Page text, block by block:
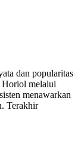
dan popularitas
Horiol melalui
menawarkan
Terakhir